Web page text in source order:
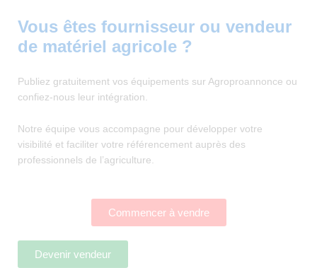
Vous êtes fournisseur ou vendeur
de matériel agricole ?
Publiez gratuitement vos équipements sur Agroproannonce ou
confiez-nous leur intégration.
Notre équipe vous accompagne pour développer votre
visibilité et faciliter votre référencement auprès des
professionnels de l’agriculture.
Commencer à vendre
Devenir vendeur